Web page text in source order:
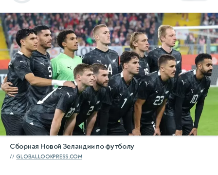
Сборная Новой Зеландии по футболу
GLOBALLOOKPRESS.COM